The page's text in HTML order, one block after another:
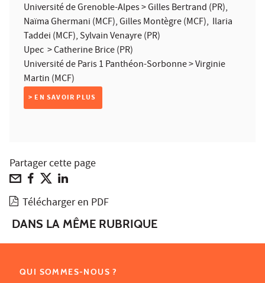
Université de Grenoble-Alpes > Gilles Bertrand (PR),
Naïma Ghermani (MCF), Gilles Montègre (MCF), Ilaria
Taddei (MCF), Sylvain Venayre (PR)
Upec > Catherine Brice (PR)
Université de Paris 1 Panthéon-Sorbonne > Virginie
Martin (MCF)
> EN SAVOIR PLUS
Partager cette page
Télécharger en PDF
DANS LA MÊME RUBRIQUE
QUI SOMMES-NOUS ?